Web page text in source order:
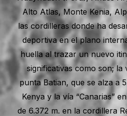
Alto Atlas, Monte Kenia,
las cordilleras donde ha
deportiva en el plano
huella al trazar un nuevo
significativas como son; la
punta Batian, que se alza a
Kenya y la vía “Canarias”
de 6.372 m. en la cordillera